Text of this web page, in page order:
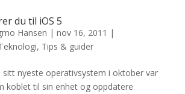
du til iOS 5
Hansen | nov 16, 2011 |
, Tips & guider
sitt nyeste operativsystem i oktober var
koblet til sin enhet og oppdatere